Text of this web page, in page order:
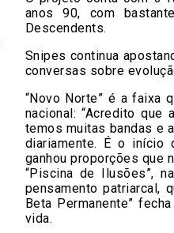
anos 90, com
Descendents.
Snipes continua
conversas sobre
“Novo Norte” é a faixa
nacional: “Acredito que
temos muitas bandas e
diariamente. É o início
ganhou proporções que
“Piscina de Ilusões”,
pensamento patriarcal,
Beta Permanente”
vida.